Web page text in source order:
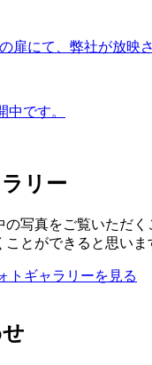
扉にて、弊社が放映
中です。
リー
写真をご覧いただ
とができると思いま
トギャラリーを見る